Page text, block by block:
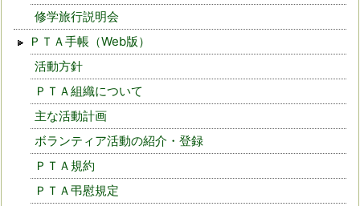
修学旅行説明会
ＰＴＡ手帳（Web版）
活動方針
ＰＴＡ組織について
主な活動計画
ボランティア活動の紹介・登録
ＰＴＡ規約
ＰＴＡ弔慰規定